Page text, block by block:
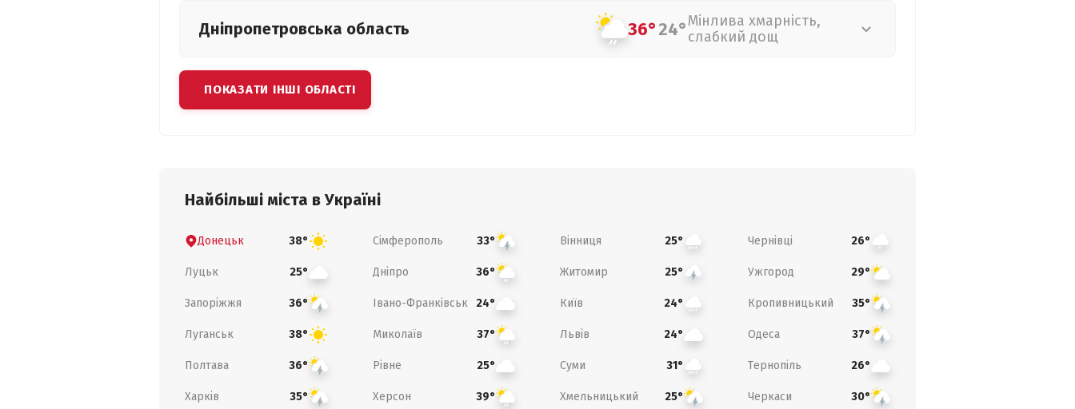
Дніпропетровська область 36°24°Мінлива хмарність,
слабкий дощ
ПОКАЗАТИ ІНШІ ОБЛАСТІ
Найбільші міста в Україні
Донецьк 38° Сімферополь 33° Вінниця 25° Чернівці 26°
Луцьк 25° Дніпро 36° Житомир 25° Ужгород 29°
Запоріжжя 36° Івано-Франківськ 24° Київ 24° Кропивницький 35°
Луганськ 38° Миколаїв 37° Львів 24° Одеса 37°
Полтава 36° Рівне 25° Суми 31° Тернопіль 26°
Харків 35° Херсон 39° Хмельницький 25° Черкаси 30°